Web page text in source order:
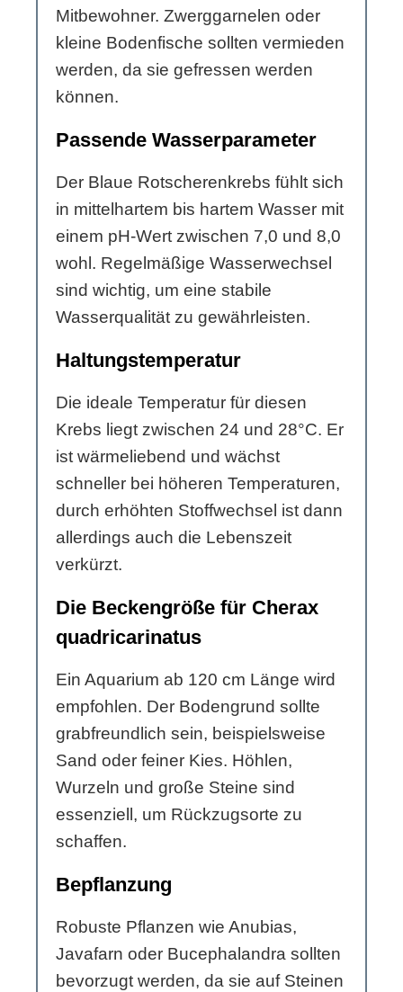
Mitbewohner. Zwerggarnelen oder
kleine Bodenfische sollten vermieden
werden, da sie gefressen werden
können.
Passende Wasserparameter
Der Blaue Rotscherenkrebs fühlt sich
in mittelhartem bis hartem Wasser mit
einem pH-Wert zwischen 7,0 und 8,0
wohl. Regelmäßige Wasserwechsel
sind wichtig, um eine stabile
Wasserqualität zu gewährleisten.
Haltungstemperatur
Die ideale Temperatur für diesen
Krebs liegt zwischen 24 und 28°C. Er
ist wärmeliebend und wächst
schneller bei höheren Temperaturen,
durch erhöhten Stoffwechsel ist dann
allerdings auch die Lebenszeit
verkürzt.
Die Beckengröße für Cherax
quadricarinatus
Ein Aquarium ab 120 cm Länge wird
empfohlen. Der Bodengrund sollte
grabfreundlich sein, beispielsweise
Sand oder feiner Kies. Höhlen,
Wurzeln und große Steine sind
essenziell, um Rückzugsorte zu
schaffen.
Bepflanzung
Robuste Pflanzen wie Anubias,
Javafarn oder Bucephalandra sollten
bevorzugt werden, da sie auf Steinen